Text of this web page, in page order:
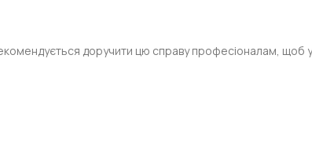
доручити цю справу професіоналам, щоб